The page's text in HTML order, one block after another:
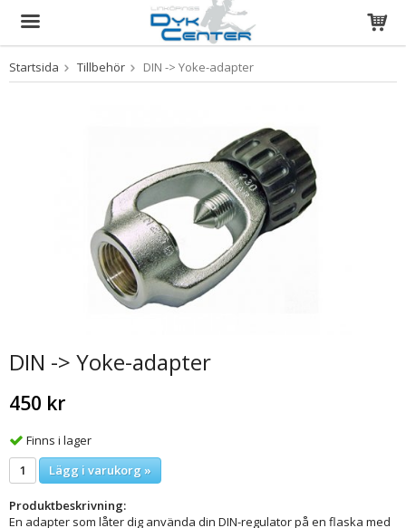
Produkten har blivit tillagd i varukorgen
Startsida Tillbehör DIN -> Yoke-adapter
DIN -> Yoke-adapter
450 kr
Finns i lager
Lägg i varukorg »
Produktbeskrivning:
En adapter som låter dig använda din DIN-regulator på en flaska med